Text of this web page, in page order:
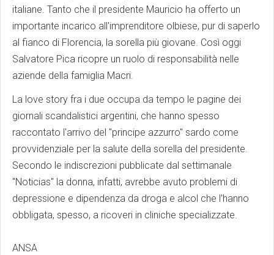
italiane. Tanto che il presidente Mauricio ha offerto un
importante incarico all'imprenditore olbiese, pur di saperlo
al fianco di Florencia, la sorella più giovane. Così oggi
Salvatore Pica ricopre un ruolo di responsabilità nelle
aziende della famiglia Macri.
La love story fra i due occupa da tempo le pagine dei
giornali scandalistici argentini, che hanno spesso
raccontato l'arrivo del "principe azzurro" sardo come
provvidenziale per la salute della sorella del presidente.
Secondo le indiscrezioni pubblicate dal settimanale
"Noticias" la donna, infatti, avrebbe avuto problemi di
depressione e dipendenza da droga e alcol che l'hanno
obbligata, spesso, a ricoveri in cliniche specializzate.
ANSA